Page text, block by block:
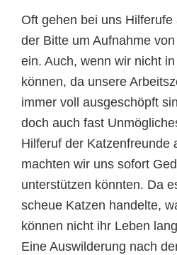
Oft gehen bei uns
der Bitte um Aufnahme
ein. Auch, wenn wir nicht
können, da unsere
immer voll ausgeschöpft
doch auch fast
Hilferuf der Katzenfreunde
machten wir uns sofort
unterstützen könnten. Da
scheue Katzen handelte,
können nicht ihr Leben
Eine Auswilderung nach